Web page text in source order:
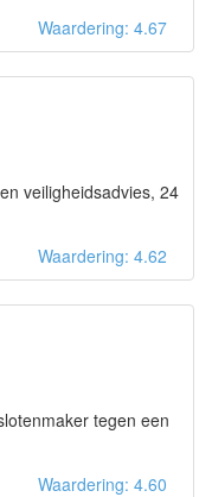
Waardering: 4.67
veiligheidsadvies, 24
Waardering: 4.62
tegen een
Waardering: 4.60